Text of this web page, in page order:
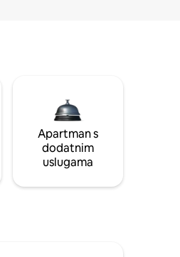
Apartman s
dodatnim
uslugama